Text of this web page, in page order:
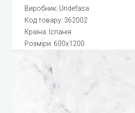
Виробник: Undefasa
Код товару: 362002
Країна: Іспанія
Розміри: 600x1200